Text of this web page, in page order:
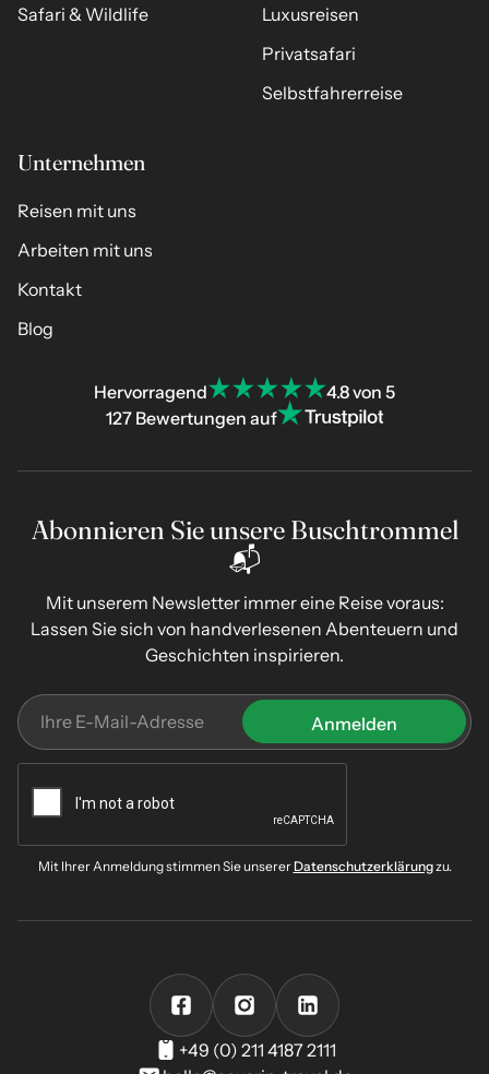
Safari & Wildlife
Luxusreisen
Privatsafari
Selbstfahrerreise
Unternehmen
Reisen mit uns
Arbeiten mit uns
Kontakt
Blog
Hervorragend
4.8 von 5
127 Bewertungen auf
Abonnieren Sie unsere Buschtrommel
📬
Mit unserem Newsletter immer eine Reise voraus:
Lassen Sie sich von handverlesenen Abenteuern und
Geschichten inspirieren.
Mit Ihrer Anmeldung stimmen Sie unsererDatenschutzerklärungzu.
+49 (0) 211 4187 2111